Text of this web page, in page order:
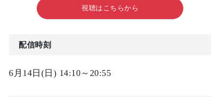
視聴はこちらから
配信時刻
6月14日(日) 14:10～20:55